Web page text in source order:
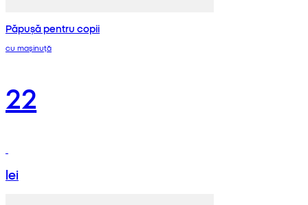
Păpușă pentru copii
cu mașinuță
22
lei